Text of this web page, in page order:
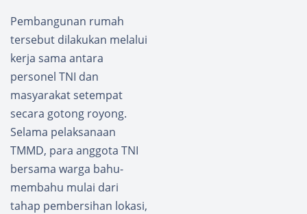
Pembangunan rumah
tersebut dilakukan melalui
kerja sama antara
personel TNI dan
masyarakat setempat
secara gotong royong.
Selama pelaksanaan
TMMD, para anggota TNI
bersama warga bahu-
membahu mulai dari
tahap pembersihan lokasi,